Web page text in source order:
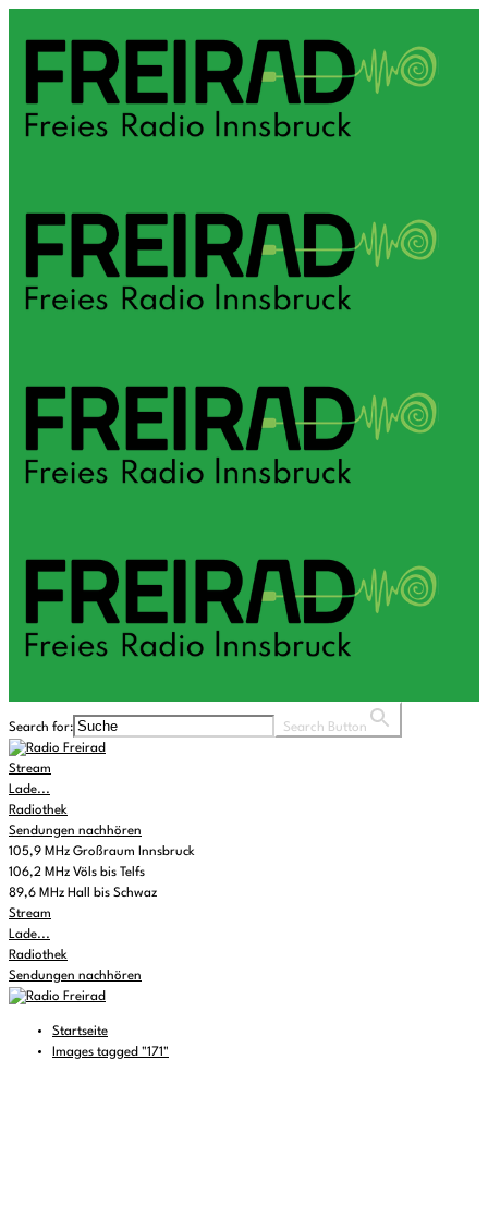
Search for: Search Button
Stream
Lade...
Radiothek
Sendungen nachhören
105,9 MHz Großraum Innsbruck
106,2 MHz Völs bis Telfs
89,6 MHz Hall bis Schwaz
Stream
Lade...
Radiothek
Sendungen nachhören
Startseite
Images tagged "171"